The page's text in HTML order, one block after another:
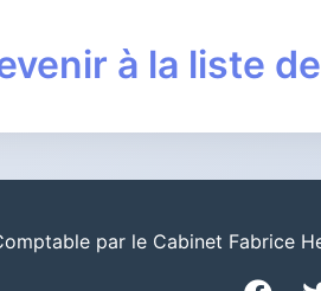
à la liste
par le Cabinet Fabrice